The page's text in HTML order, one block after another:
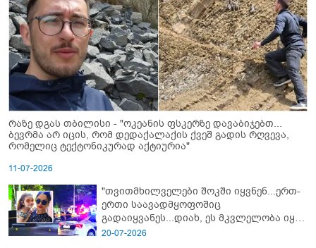
რაზე დგას თბილისი - "ოკეანის ფსკერზე დავაბიჯებთ...
ბევრმა არ იცის, რომ დედაქალაქის ქვეშ გადის რღვევა,
რომელიც ტექტონიკურად აქტიურია"
11-07-2026
"თვითმხილველები შოკში იყვნენ...ერთ-
ერთი საავადმყოფოშიც
გადაიყვანეს...დიახ, ეს მკვლელობა იყო"
- გორში დატრიალებული ტრაგედიის
20-07-2026